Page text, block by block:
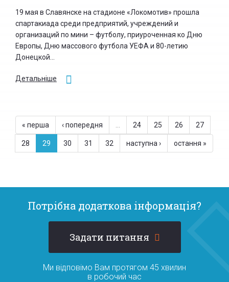
19 мая в Славянске на стадионе «Локомотив» прошла
спартакиада среди предприятий, учреждений и
организаций по мини – футболу, приуроченная ко Дню
Европы, Дню массового футбола УЕФА и 80-летию
Донецкой...
Детальніше
« перша ‹ попередня 24 25 26 27
28 29 30 31 32 наступна › остання »
Потрібна додаткова інформація?
Задати питання
Ми відповімо Вам протягом 45 хвилин
в робочий час